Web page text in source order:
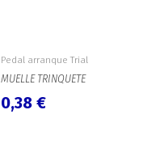
Pedal arranque Trial
MUELLE TRINQUETE
0,38 €